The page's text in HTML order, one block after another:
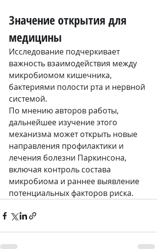
Значение открытия для
медицины
Исследование подчеркивает
важность взаимодействия между
микробиомом кишечника,
бактериями полости рта и нервной
системой.
По мнению авторов работы,
дальнейшее изучение этого
механизма может открыть новые
направления профилактики и
лечения болезни Паркинсона,
включая контроль состава
микробиома и раннее выявление
потенциальных факторов риска.